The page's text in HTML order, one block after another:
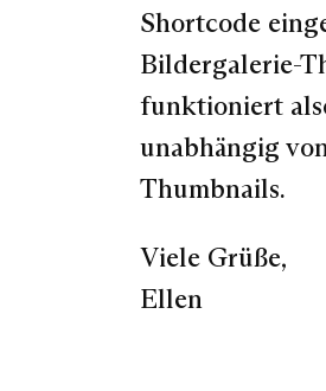
Shortcode
Bildergalerie-
funktioniert
unabhängig
Thumbnails.
Viele Grüße,
Ellen